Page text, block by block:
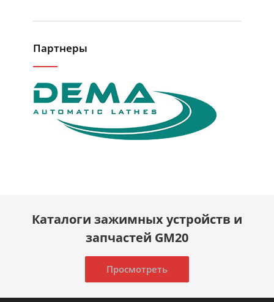
Партнеры
Каталоги зажимных устройств и
запчастей GM20
Просмотреть